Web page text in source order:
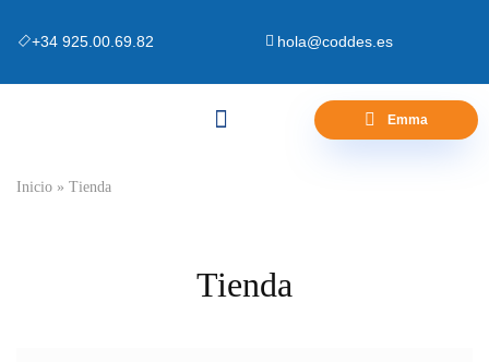
+34 925.00.69.82 hola@coddes.es
Emma
Inicio » Tienda
Tienda